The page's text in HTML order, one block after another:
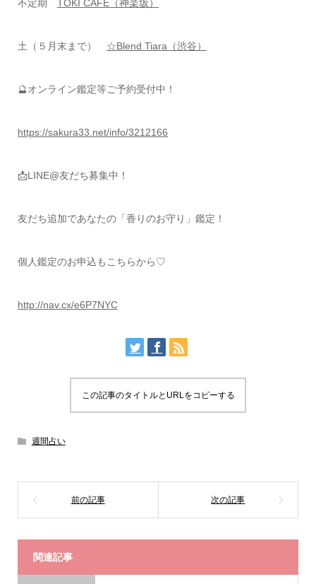
不定期 TOKI CAFE（神楽坂）
土（５月末まで） ☆Blend Tiara（渋谷）
🔮オンライン鑑定等ご予約受付中！
https://sakura33.net/info/3212166
📩LINE@友だち募集中！
友だち追加であなたの「香りのお守り」鑑定！
個人鑑定のお申込もこちらから♡
http://nav.cx/e6P7NYC
この記事のタイトルとURLをコピーする
週間占い
関連記事